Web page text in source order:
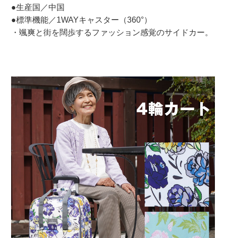
●生産国／中国
●標準機能／1WAYキャスター（360°）
・颯爽と街を闊歩するファッション感覚のサイドカー。